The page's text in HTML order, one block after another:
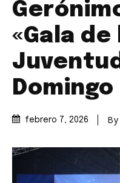
«Gala de
febrero 7, 2026 By